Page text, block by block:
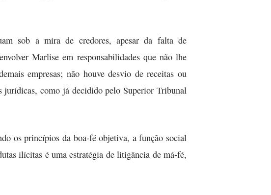
sob a mira de credores, apesar da falta de
Marlise em responsabilidades que não lhe
empresas; não houve desvio de receitas ou
jurídicas, como já decidido pelo Superior Tribunal
os princípios da boa-fé objetiva, a função social
ilícitas é uma estratégia de litigância de má-fé,